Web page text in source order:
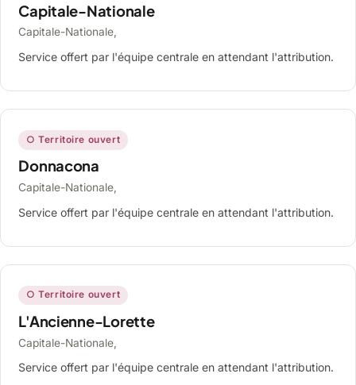
Capitale-Nationale
Capitale-Nationale,
Service offert par l'équipe centrale en attendant l'attribution.
○ Territoire ouvert
Donnacona
Capitale-Nationale,
Service offert par l'équipe centrale en attendant l'attribution.
○ Territoire ouvert
L'Ancienne-Lorette
Capitale-Nationale,
Service offert par l'équipe centrale en attendant l'attribution.